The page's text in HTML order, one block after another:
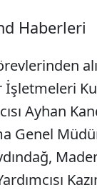
Haberleri
İşletmeleri
Ayhan
Genel Müdür